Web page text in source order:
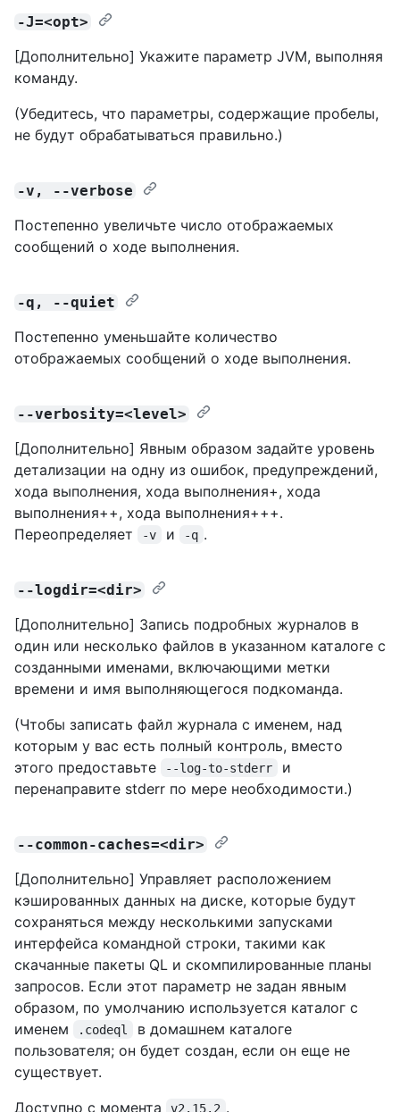
-J=<opt>
[Дополнительно] Укажите параметр JVM, выполняя
команду.
(Убедитесь, что параметры, содержащие пробелы,
не будут обрабатываться правильно.)
-v, --verbose
Постепенно увеличьте число отображаемых
сообщений о ходе выполнения.
-q, --quiet
Постепенно уменьшайте количество
отображаемых сообщений о ходе выполнения.
--verbosity=<level>
[Дополнительно] Явным образом задайте уровень
детализации на одну из ошибок, предупреждений,
хода выполнения, хода выполнения+, хода
выполнения++, хода выполнения+++.
Переопределяет
-v и -q .
--logdir=<dir>
[Дополнительно] Запись подробных журналов в
один или несколько файлов в указанном каталоге с
созданными именами, включающими метки
времени и имя выполняющегося подкоманда.
(Чтобы записать файл журнала с именем, над
которым у вас есть полный контроль, вместо
этого предоставьте
--log-to-stderr
и
перенаправите stderr по мере необходимости.)
--common-caches=<dir>
[Дополнительно] Управляет расположением
кэшированных данных на диске, которые будут
сохраняться между несколькими запусками
интерфейса командной строки, такими как
скачанные пакеты QL и скомпилированные планы
запросов. Если этот параметр не задан явным
образом, по умолчанию используется каталог с
именем
.codeql
в домашнем каталоге
пользователя; он будет создан, если он еще не
существует.
Доступно с момента
v2.15.2 .